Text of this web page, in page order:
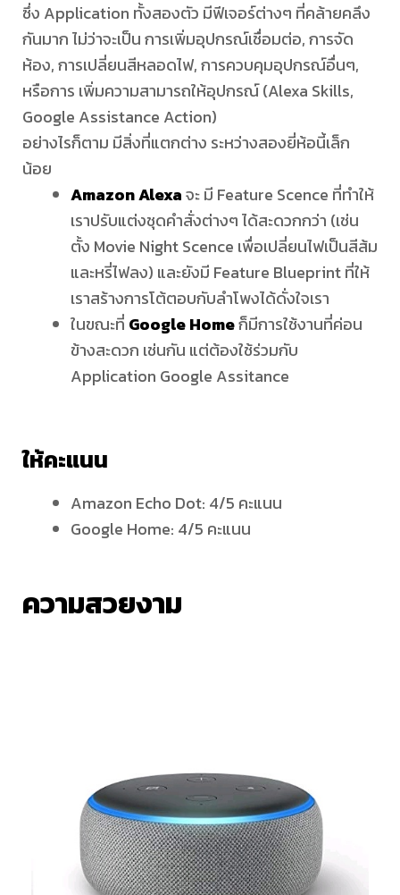
ซึ่ง Application ทั้งสองตัว มีฟีเจอร์ต่างๆ ที่คล้ายคลึง
กันมาก ไม่ว่าจะเป็น การเพิ่มอุปกรณ์เชื่อมต่อ, การจัด
ห้อง, การเปลี่ยนสีหลอดไฟ, การควบคุมอุปกรณ์อื่นๆ,
หรือการ เพิ่มความสามารถให้อุปกรณ์ (Alexa Skills,
Google Assistance Action)
อย่างไรก็ตาม มีสิ่งที่แตกต่าง ระหว่างสองยี่ห้อนี้เล็ก
น้อย
Amazon Alexaจะ มี Feature Scence ที่ทำให้
เราปรับแต่งชุดคำสั่งต่างๆ ได้สะดวกกว่า (เช่น
ตั้ง Movie Night Scence เพื่อเปลี่ยนไฟเป็นสีส้ม
และหรี่ไฟลง) และยังมี Feature Blueprint ที่ให้
เราสร้างการโต้ตอบกับลำโพงได้ดั่งใจเรา
ในขณะที่ Google Homeก็มีการใช้งานที่ค่อน
ข้างสะดวก เช่นกัน แต่ต้องใช้ร่วมกับ
Application Google Assitance
ให้คะแนน
Amazon Echo Dot: 4/5 คะแนน
Google Home: 4/5 คะแนน
ความสวยงาม